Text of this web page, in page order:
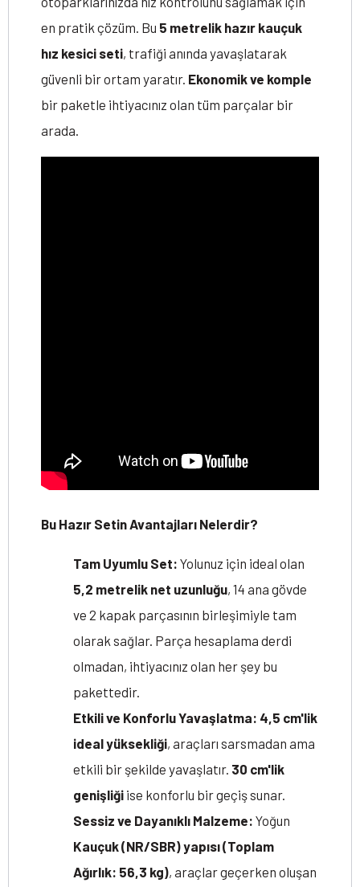
en pratik çözüm. Bu 5 metrelik hazır kauçuk
hız kesici seti, trafiği anında yavaşlatarak
güvenli bir ortam yaratır. Ekonomik ve komple
bir paketle ihtiyacınız olan tüm parçalar bir
arada.
Bu Hazır Setin Avantajları Nelerdir?
Tam Uyumlu Set: Yolunuz için ideal olan
5,2 metrelik net uzunluğu, 14 ana gövde
ve 2 kapak parçasının birleşimiyle tam
olarak sağlar. Parça hesaplama derdi
olmadan, ihtiyacınız olan her şey bu
pakettedir.
Etkili ve Konforlu Yavaşlatma: 4,5 cm'lik
ideal yüksekliği, araçları sarsmadan ama
etkili bir şekilde yavaşlatır. 30 cm'lik
genişliği ise konforlu bir geçiş sunar.
Sessiz ve Dayanıklı Malzeme: Yoğun
Kauçuk (NR/SBR) yapısı (Toplam
Ağırlık: 56,3 kg), araçlar geçerken oluşan